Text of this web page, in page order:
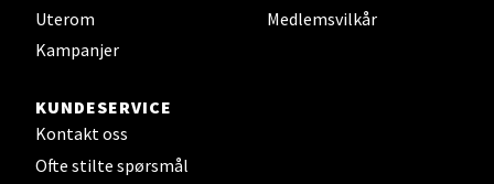
Uterom
Kampanjer
Medlemsvilkår
KUNDESERVICE
Kontakt oss
Ofte stilte spørsmål
Åpent i dag 10-17